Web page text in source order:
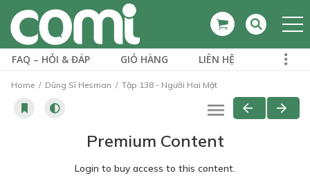
FAQ – HỎI & ĐÁP GIỎ HÀNG LIÊN HỆ
Home Dũng Sĩ Hesman Tập 138 - Người Hai Mặt
Premium Content
Login to buy access to this content.